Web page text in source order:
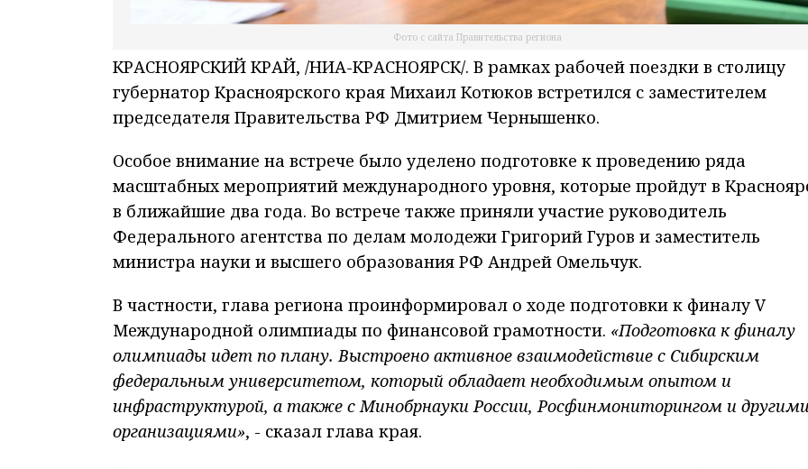
Фото с сайта Правительства региона
КРАСНОЯРСКИЙ КРАЙ, /НИА-КРАСНОЯРСК/. В рамках рабочей поездки в столицу
губернатор Красноярского края Михаил Котюков встретился с заместителем
председателя Правительства РФ Дмитрием Чернышенко.
Особое внимание на встрече было уделено подготовке к проведению ряда
масштабных мероприятий международного уровня, которые пройдут в
в ближайшие два года. Во встрече также приняли участие руководитель
Федерального агентства по делам молодежи Григорий Гуров и заместитель
министра науки и высшего образования РФ Андрей Омельчук.
В частности, глава региона проинформировал о ходе подготовки к финалу V
Международной олимпиады по финансовой грамотности. «Подготовка к финалу
олимпиады идет по плану. Выстроено активное взаимодействие с Сибирским
федеральным университетом, который обладает необходимым опытом и
инфраструктурой, а также с Минобрнауки России, Росфинмониторингом и другими
организациями», - сказал глава края.